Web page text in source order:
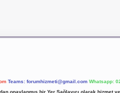
Teams: forumhizmeti@gmail.com Whatsapp:
onaylanmış bir Yer Sağlayıcı olarak